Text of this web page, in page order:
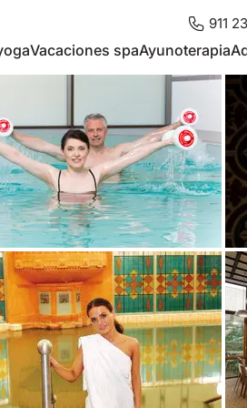
911
Vacaciones spaAyunoterapia